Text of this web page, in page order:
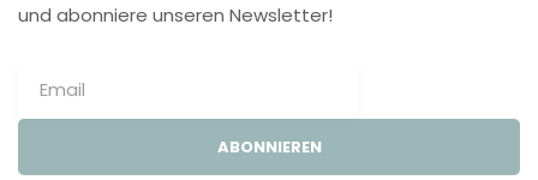
und abonniere unseren Newsletter!
ABONNIEREN